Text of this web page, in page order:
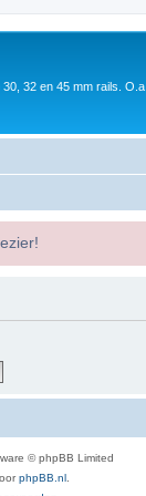
32 en 45 mm rails. O.a
© phpBB Limited
phpBB.nl